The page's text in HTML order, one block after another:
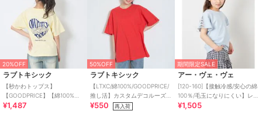
20%OFF
ラブトキシック
【秒かわトップス】
【GOODPRICE】【綿100%】
バックハートロゴ刺しゅう半
¥1,487
50%OFF
ラブトキシック
【LTXC/綿100%/GOODPRICE/
推し活】カスタムデコルーズ
半T
¥550 再入荷
期間限定SALE
アー・ヴェ・ヴェ
[120-160]【接触冷感/安心の綿
100％/毛玉になりにくい】レー
スアップスリーブTシャツ
¥1,505